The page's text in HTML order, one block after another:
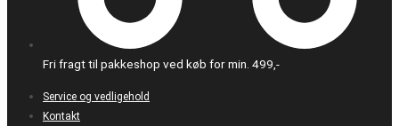
Fri fragt til pakkeshop ved køb for min. 499,-
Service og vedligehold
Kontakt